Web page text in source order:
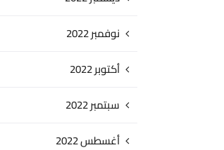
نوفمبر 2022
أكتوبر 2022
سبتمبر 2022
أغسطس 2022